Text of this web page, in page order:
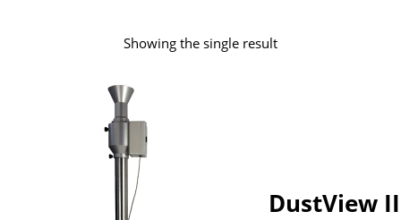
Showing the single result
DustView II